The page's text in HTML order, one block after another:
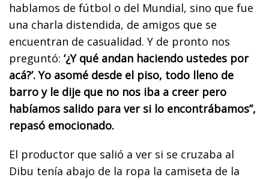
hablamos de fútbol o del Mundial, sino que fue
una charla distendida, de amigos que se
encuentran de casualidad. Y de pronto nos
preguntó: ‘¿Y qué andan haciendo ustedes por
acá?’. Yo asomé desde el piso, todo lleno de
barro y le dije que no nos iba a creer pero
habíamos salido para ver si lo encontrábamos”,
repasó emocionado.
El productor que salió a ver si se cruzaba al
Dibu tenía abajo de la ropa la camiseta de la